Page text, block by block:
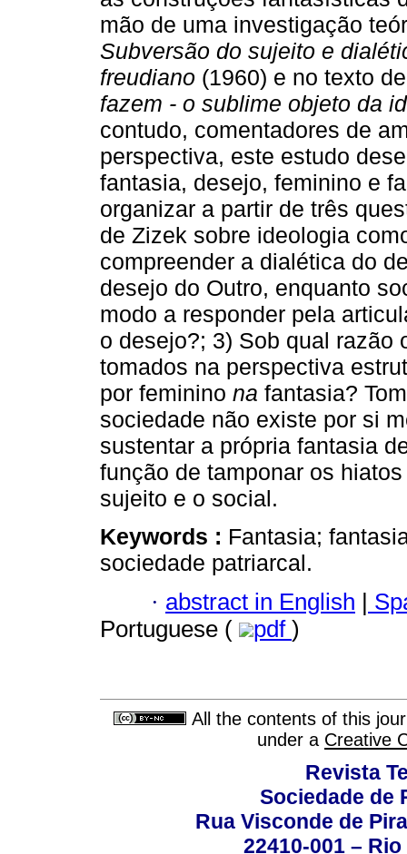
mão de uma investigação
Subversão do sujeito e
freudiano (1960) e no texto
fazem - o sublime objeto da
contudo, comentadores de
perspectiva, este estudo
fantasia, desejo, feminino e
organizar a partir de três
de Zizek sobre ideologia
compreender a dialética do
desejo do Outro, enquanto
modo a responder pela
o desejo?; 3) Sob qual razão
tomados na perspectiva
por feminino na fantasia?
sociedade não existe por si
sustentar a própria fantasia
função de tamponar os
sujeito e o social.
Keywords : Fantasia;
sociedade patriarcal.
· abstract in English |
Portuguese (
pdf )
All the contents of this
under a Creative
Revista
Sociedade de
Rua Visconde de
22410-001 –